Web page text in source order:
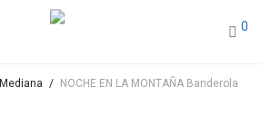
0
Mediana / NOCHE EN LA MONTAÑA Banderola